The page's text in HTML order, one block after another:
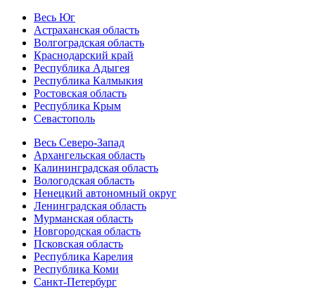
Весь Юг
Астраханская область
Волгоградская область
Краснодарский край
Республика Адыгея
Республика Калмыкия
Ростовская область
Республика Крым
Севастополь
Весь Северо-Запад
Архангельская область
Калининградская область
Вологодская область
Ненецкий автономный округ
Ленинградская область
Мурманская область
Новгородская область
Псковская область
Республика Карелия
Республика Коми
Санкт-Петербург